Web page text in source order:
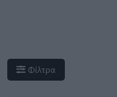
Φίλτρα